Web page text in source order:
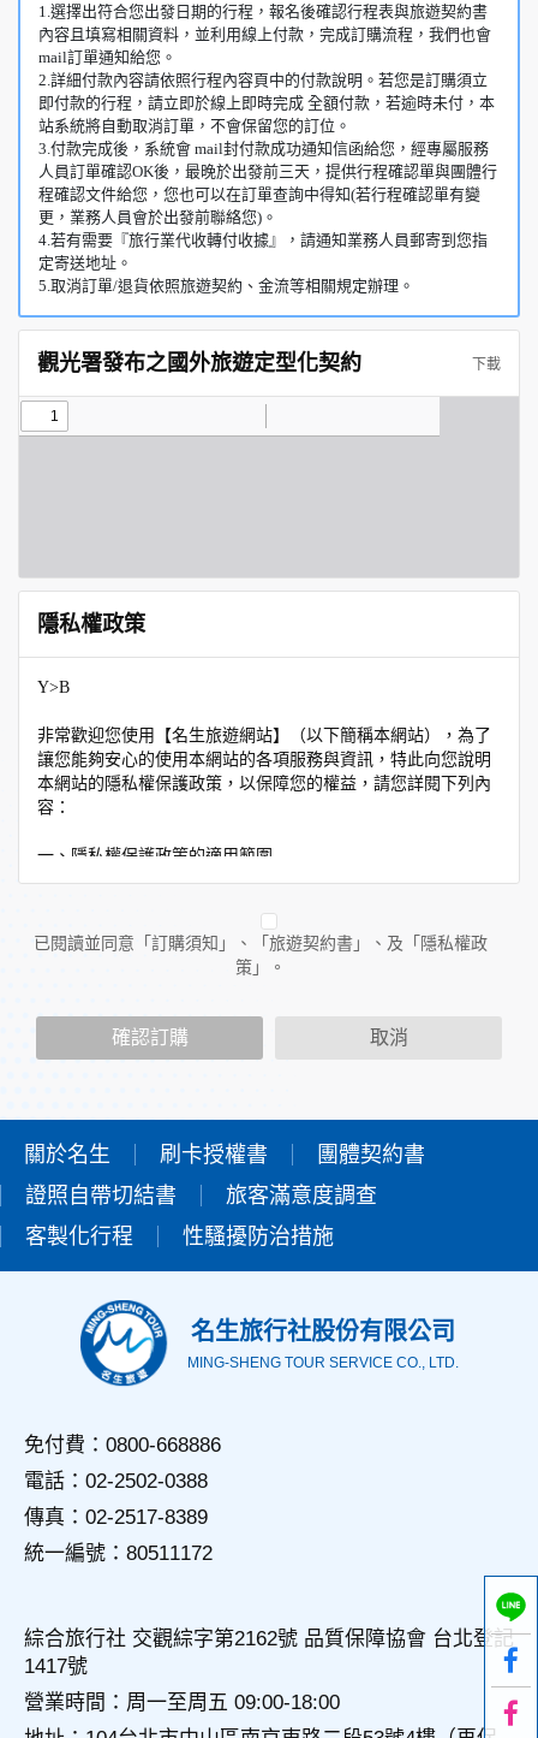
1.選擇出符合您出發日期的行程，報名後確認行程表與旅遊契約書
內容且填寫相關資料，並利用線上付款，完成訂購流程，我們也會
mail訂單通知給您。
2.詳細付款內容請依照行程內容頁中的付款說明。若您是訂購須立
即付款的行程，請立即於線上即時完成 全額付款，若逾時未付，本
站系統將自動取消訂單，不會保留您的訂位。
3.付款完成後，系統會 mail封付款成功通知信函給您，經專屬服務
人員訂單確認OK後，最晚於出發前三天，提供行程確認單與團體行
程確認文件給您，您也可以在訂單查詢中得知(若行程確認單有變
更，業務人員會於出發前聯絡您)。
4.若有需要『旅行業代收轉付收據』，請通知業務人員郵寄到您指
定寄送地址。
5.取消訂單/退貨依照旅遊契約、金流等相關規定辦理。
觀光署發布之國外旅遊定型化契約 下載
隱私權政策
Y>B
非常歡迎您使用【名生旅遊網站】（以下簡稱本網站），為了
讓您能夠安心的使用本網站的各項服務與資訊，特此向您說明
本網站的隱私權保護政策，以保障您的權益，請您詳閱下列內
容：
一、隱私權保護政策的適用範圍
隱私權保護政策內容，包括本網站如何處理在您使用網站服務
外的相關連結網站，也不適用於非本網站所委託或參與管理的
人員。
當您造訪本網站或使用本網站所提供之功能服務時，我們將視
該服務功能性質，請您提供必要的個人資料，並在該特定目的
本網站在您使用服務信箱、問卷調查等互動性功能時，會保留
您所提供的姓名、電子郵件地址、聯絡方式及使用時間等。
於一般瀏覽時，伺服器會自行記錄相關行徑，包括您使用連線
設備的IP位址、使用時間、使用的瀏覽器、瀏覽及點選資料記
用，決不對外公佈。
外，我們會視需要公佈統計數據及說明文字，但不涉及特定個
人之資料。
三、資料之保護
備及必要的安全防護措施，加以保護網站及您的個人資料採用
嚴格的保護措施，只由經過授權的人員才能接觸您的個人資
料，相關處理人員皆簽有保密合約，如有違反保密義務者，將
會受到相關的法律處分。
如因業務需要有必要委託其他單位提供服務時，本網站亦會嚴
格要求其遵守保密義務，並且採取必要檢查程序以確定其將確
四、網站對外的相關連結
本網站的網頁提供其他網站的網路連結，您也可經由本網站所
提供的連結，點選進入其他網站。但該連結網站不適用本網站
的隱私權保護政策，您必須參考該連結網站中的隱私權保護政
已閱讀並同意「訂購須知」、「旅遊契約書」、及「隱私權政
策」。
確認訂購 取消
關於名生 刷卡授權書
團體契約書
證照自帶切結書
旅客滿意度調查
客製化行程
性騷擾防治措施
名生旅行社股份有限公司
MING-SHENG TOUR SERVICE CO., LTD.
免付費：0800-668886
電話：02-2502-0388
傳真：02-2517-8389
統一編號：80511172
綜合旅行社 交觀綜字第2162號 品質保障協會 台北登記
1417號
營業時間：周一至周五 09:00-18:00